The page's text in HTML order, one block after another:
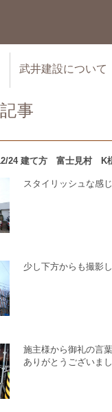
武井建設について
事
24 建て方 富士見村 K
スタイリッシュな感
少し下方からも撮影
施主様から御礼の言
ありがとうございま